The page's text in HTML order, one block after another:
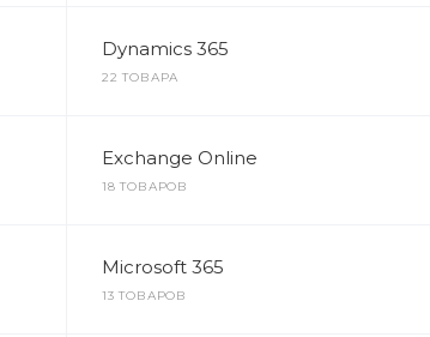
Dynamics 365
22 ТОВАРА
Exchange Online
18 ТОВАРОВ
Microsoft 365
13 ТОВАРОВ